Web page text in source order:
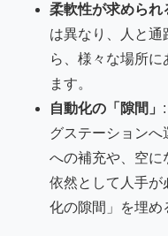
柔軟性が求められ
は異なり、人と
ら、様々な場所に
ます。
自動化の「隙間」
グステーションへ
への補充や、空に
依然として人手が
化の隙間」を埋め